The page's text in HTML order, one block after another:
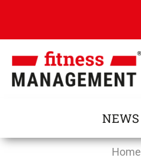
NEWS
Home